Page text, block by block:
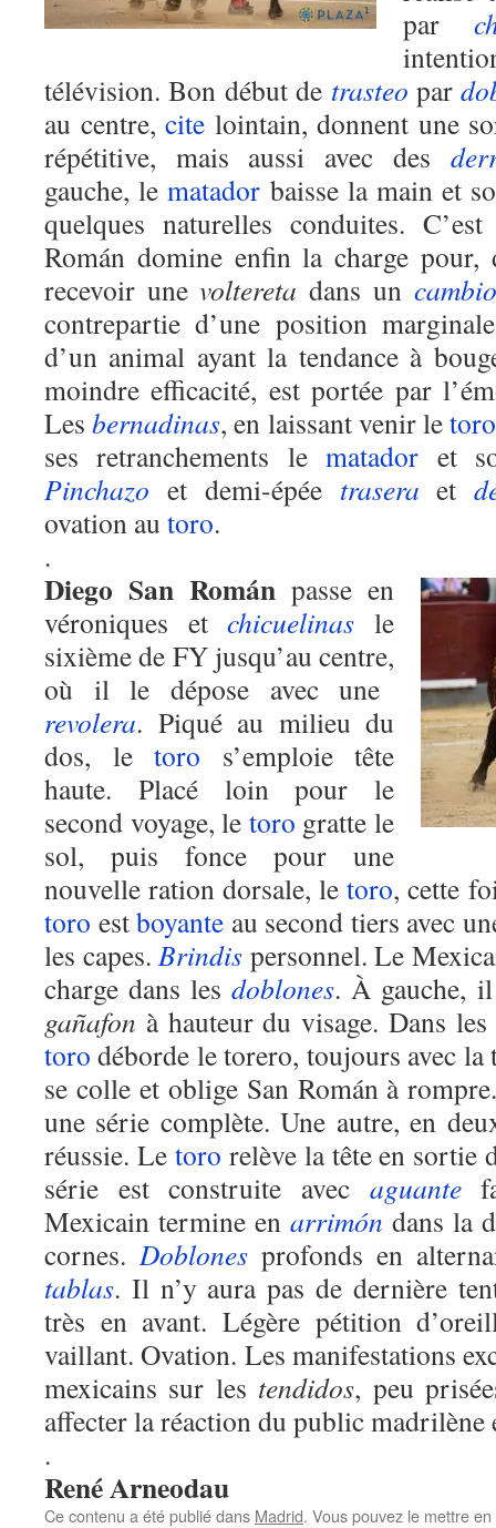
par
télévision. Bon début de trasteo par
au centre, cite lointain, donnent une
répétitive, mais aussi avec des
gauche, lematador baisse la main et
quelques naturelles conduites.
Román domine enfin la charge pour,
recevoir unevoltereta dans un cambio
contrepartie d’une position
d’un animal ayantlatendance à
moindre efficacité, est portée par
Lesbernadinas, en laissant venir letoro
ses retranchements lematador et
Pinchazo et demi-épée trasera et
ovation au toro.
.
Diego San Román passe en
véroniques etchicuelinas le
sixième de FY jusqu’au centre,
où il le dépose avec une
revolera. Piqué au milieu du
dos, le toro s’emploietête
haute. Placé loin pour le
second voyage, le toro gratte le
sol, puis fonce pour une
nouvelle ration dorsale, letoro, cette
toro estboyante au second tiers avec
les capes.Brindis personnel. Le
charge dans lesdoblones. À gauche,
gañafon à hauteur du visage. Dans
toro déborde le torero, toujours avec
se colleet oblige San Román à
une série complète. Une autre, en
réussie. Le toro relève la tête en sortie
série est construite avec aguante
Mexicain termine en arrimón dans la
cornes. Doblones profonds en
tablas. Il n’y aura pas de dernière
très en avant. Légère pétition
vaillant. Ovation. Les manifestations
mexicains sur les tendidos, peu
affecter la réaction du publicmadrilène
.
René Arneodau
Ce contenu a été publié dans Madrid. Vous pouvez le mettre